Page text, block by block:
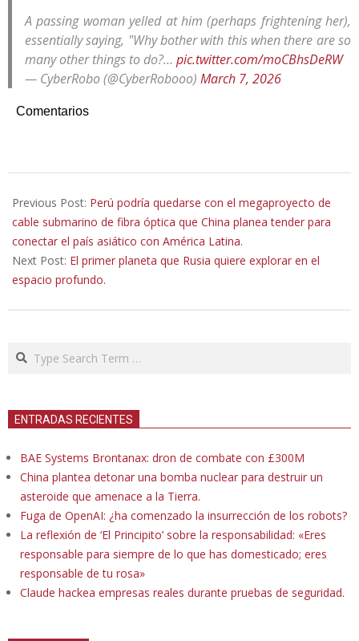
A passing woman yelled at him (perhaps frightening her),
essentially saying, "Why bother with this when there are so
many other things to do?… pic.twitter.com/moCBhsDeRW
— CyberRobo (@CyberRobooo) March 7, 2026
Comentarios
03-
15
Previous Post: Perú podría quedarse con el megaproyecto de
cable submarino de fibra óptica que China planea tender para
conectar el país asiático con América Latina.
Next Post: El primer planeta que Rusia quiere explorar en el
espacio profundo.
Search
ENTRADAS RECIENTES
BAE Systems Brontanax: dron de combate con £300M
China plantea detonar una bomba nuclear para destruir un
asteroide que amenace a la Tierra.
Fuga de OpenAI: ¿ha comenzado la insurrección de los robots?
La reflexión de ‘El Principito’ sobre la responsabilidad: «Eres
responsable para siempre de lo que has domesticado; eres
responsable de tu rosa»
Claude hackea empresas reales durante pruebas de seguridad.